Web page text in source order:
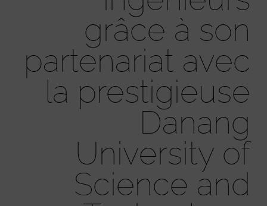
grâce à son
partenariat avec
la prestigieuse
Danang
University of
Science and